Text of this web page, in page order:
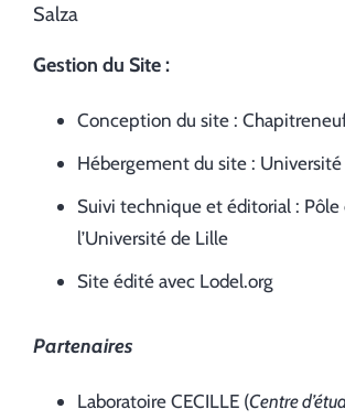
Salza
Gestion du Site :
Conception du site :
Hébergement du site :
Suivi technique et éditorial : Pôle
l’Université de Lille
Site édité avec Lodel.org
Partenaires
Laboratoire CECILLE (Centre